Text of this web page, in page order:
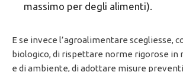
massimo per degli alimenti).
E se invece l’agroalimentare scegliesse,
biologico, di rispettare norme rigorose in
e di ambiente, di adottare misure